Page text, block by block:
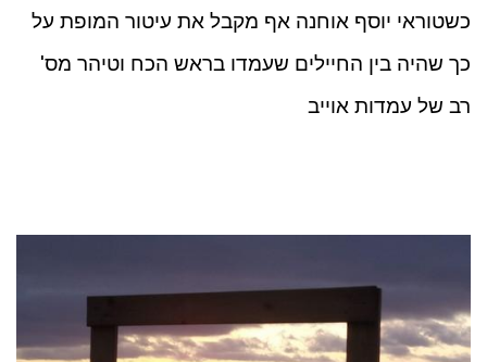
כשטוראי יוסף אוחנה אף מקבל את עיטור המופת על
כך שהיה בין החיילים שעמדו בראש הכח וטיהר מס'
רב של עמדות אוייב